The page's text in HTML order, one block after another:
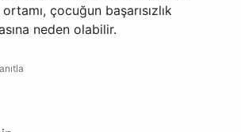
çocuğun başarısızlık
neden olabilir.